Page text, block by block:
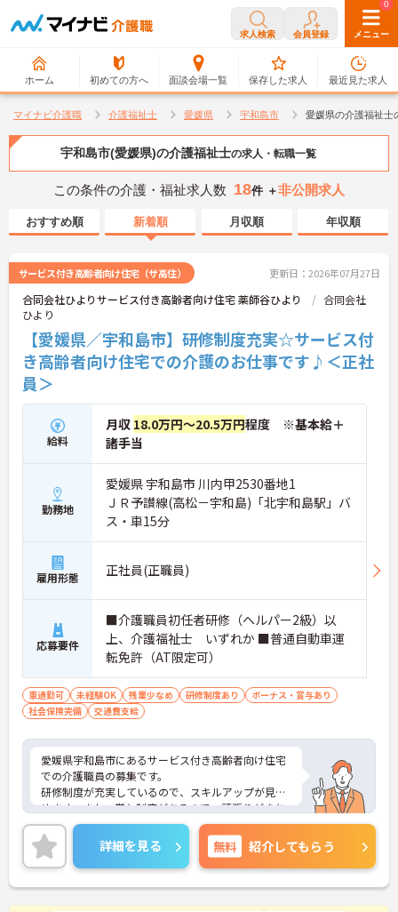
求人検索 会員登録 メニュー
ホーム 初めての方へ 面談会場一覧
0
保存した求人
0
最近見た求人
マイナビ介護職 介護福祉士 愛媛県 宇和島市 愛媛県の介護福祉士
宇和島市(愛媛県)の介護福祉士の求人・転職一覧
この条件の介護・福祉求人数 18件 ＋非公開求人
おすすめ順 新着順 月収順 年収順
サービス付き高齢者向け住宅（サ高住） 更新日：2026年07月27日
合同会社ひよりサービス付き高齢者向け住宅 薬師谷ひより
合同会社
ひより
【愛媛県／宇和島市】研修制度充実☆サービス付
き高齢者向け住宅での介護のお仕事です♪＜正社
員＞
給料
月収 18.0万円～20.5万円程度 ※基本給＋
諸手当
勤務地
愛媛県 宇和島市 川内甲2530番地1
ＪＲ予讃線(高松－宇和島)「北宇和島駅」バ
ス・車15分
雇用形態 正社員(正職員)
応募要件
■介護職員初任者研修（ヘルパー2級）以
上、介護福祉士 いずれか ■普通自動車運
転免許（AT限定可）
車通勤可 未経験OK 残業少なめ 研修制度あり
ボーナス・賞与あり
社会保険完備
交通費支給
愛媛県宇和島市にあるサービス付き高齢者向け住宅
での介護職員の募集です。
研修制度が充実しているので、スキルアップが見込
めます。また、賞与制度があるので、頑張りがきち
んと評価される職場です。
ご興味のある方には、面接対策ポイントなど、さら
に詳細をお話しいたしますのでお気軽にご相談くだ
さい！
詳細を見る 無料 紹介してもらう